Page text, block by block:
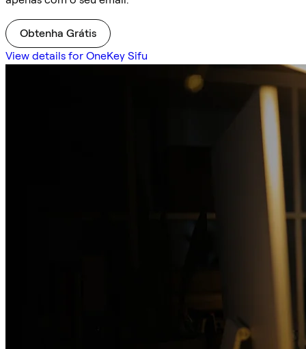
Obtenha Grátis
View details for OneKey Sifu